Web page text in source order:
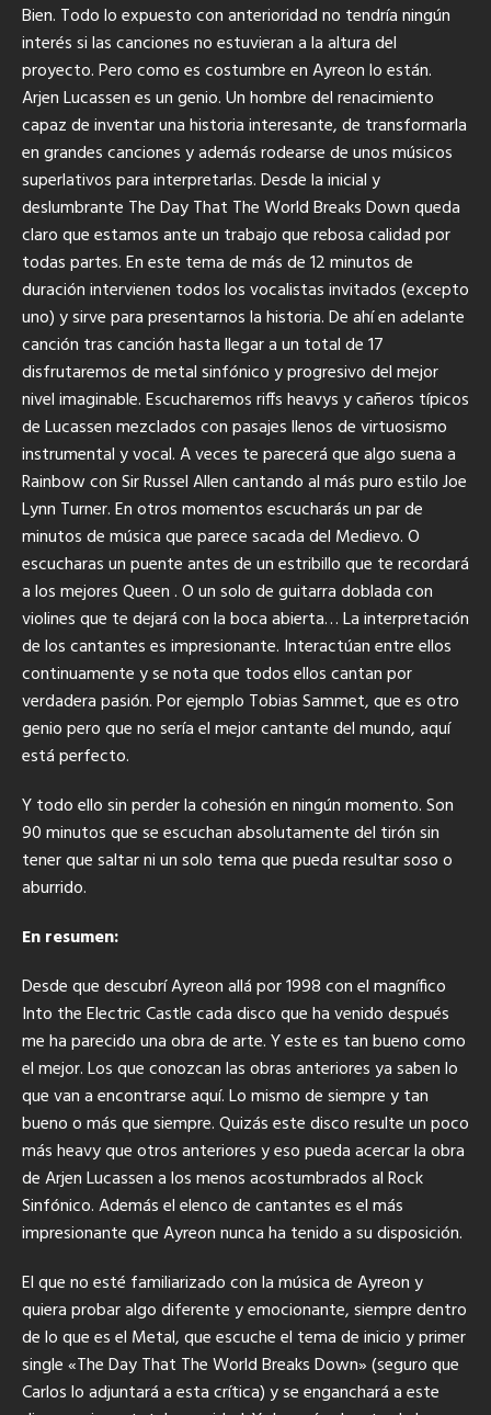
Bien. Todo lo expuesto con anterioridad no tendría ningún
interés si las canciones no estuvieran a la altura del
proyecto. Pero como es costumbre en Ayreon lo están.
Arjen Lucassen es un genio. Un hombre del renacimiento
capaz de inventar una historia interesante, de transformarla
en grandes canciones y además rodearse de unos músicos
superlativos para interpretarlas. Desde la inicial y
deslumbrante The Day That The World Breaks Down queda
claro que estamos ante un trabajo que rebosa calidad por
todas partes. En este tema de más de 12 minutos de
duración intervienen todos los vocalistas invitados (excepto
uno) y sirve para presentarnos la historia. De ahí en adelante
canción tras canción hasta llegar a un total de 17
disfrutaremos de metal sinfónico y progresivo del mejor
nivel imaginable. Escucharemos riffs heavys y cañeros típicos
de Lucassen mezclados con pasajes llenos de virtuosismo
instrumental y vocal. A veces te parecerá que algo suena a
Rainbow con Sir Russel Allen cantando al más puro estilo Joe
Lynn Turner. En otros momentos escucharás un par de
minutos de música que parece sacada del Medievo. O
escucharas un puente antes de un estribillo que te recordará
a los mejores Queen . O un solo de guitarra doblada con
violines que te dejará con la boca abierta… La interpretación
de los cantantes es impresionante. Interactúan entre ellos
continuamente y se nota que todos ellos cantan por
verdadera pasión. Por ejemplo Tobias Sammet, que es otro
genio pero que no sería el mejor cantante del mundo, aquí
está perfecto.
Y todo ello sin perder la cohesión en ningún momento. Son
90 minutos que se escuchan absolutamente del tirón sin
tener que saltar ni un solo tema que pueda resultar soso o
aburrido.
En resumen:
Desde que descubrí Ayreon allá por 1998 con el magnífico
Into the Electric Castle cada disco que ha venido después
me ha parecido una obra de arte. Y este es tan bueno como
el mejor. Los que conozcan las obras anteriores ya saben lo
que van a encontrarse aquí. Lo mismo de siempre y tan
bueno o más que siempre. Quizás este disco resulte un poco
más heavy que otros anteriores y eso pueda acercar la obra
de Arjen Lucassen a los menos acostumbrados al Rock
Sinfónico. Además el elenco de cantantes es el más
impresionante que Ayreon nunca ha tenido a su disposición.
El que no esté familiarizado con la música de Ayreon y
quiera probar algo diferente y emocionante, siempre dentro
de lo que es el Metal, que escuche el tema de inicio y primer
single «The Day That The World Breaks Down» (seguro que
Carlos lo adjuntará a esta crítica) y se enganchará a este